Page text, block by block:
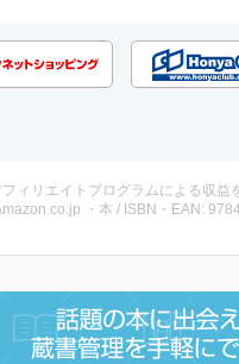
ィリエイトプログラムによる収益
・本 / ISBN・EAN: